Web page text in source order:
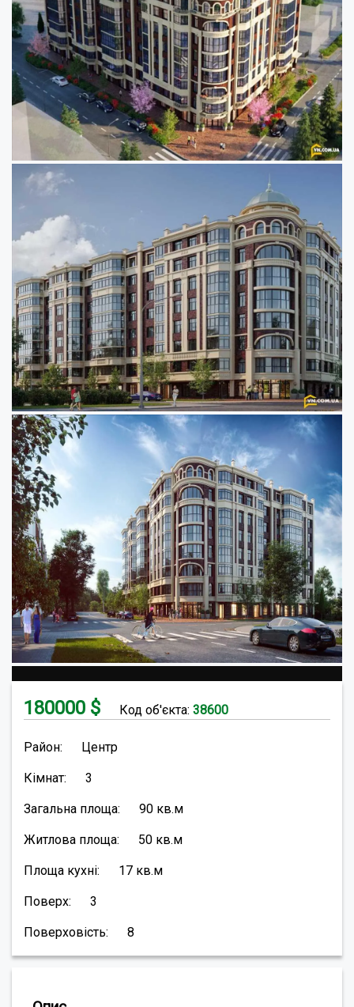
180000 $ Код об'єкта: 38600
Район: Центр
Кімнат: 3
Загальна площа: 90 кв.м
Житлова площа: 50 кв.м
Площа кухні: 17 кв.м
Поверх: 3
Поверховість: 8